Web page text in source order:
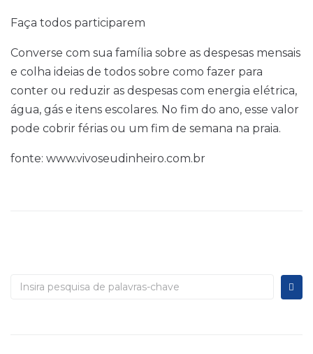
Faça todos participarem
Converse com sua família sobre as despesas mensais
e colha ideias de todos sobre como fazer para
conter ou reduzir as despesas com energia elétrica,
água, gás e itens escolares. No fim do ano, esse valor
pode cobrir férias ou um fim de semana na praia.
fonte: www.vivoseudinheiro.com.br